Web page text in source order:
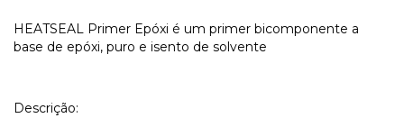
HEATSEAL Primer Epóxi é um primer bicomponente a
base de epóxi, puro e isento de solvente
Descrição: